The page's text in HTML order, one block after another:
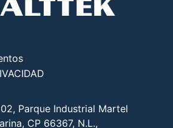
Parque Industrial Martel
CP 66367, N.L.,